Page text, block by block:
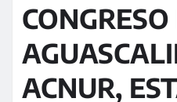
CONGRESO
ACNUR,